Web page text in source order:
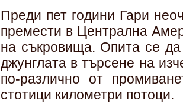
Преди пет години Гари
премести в Централна
на съкровища. Опита се
джунглата в търсене на
по-различно от
стотици километри потоци.